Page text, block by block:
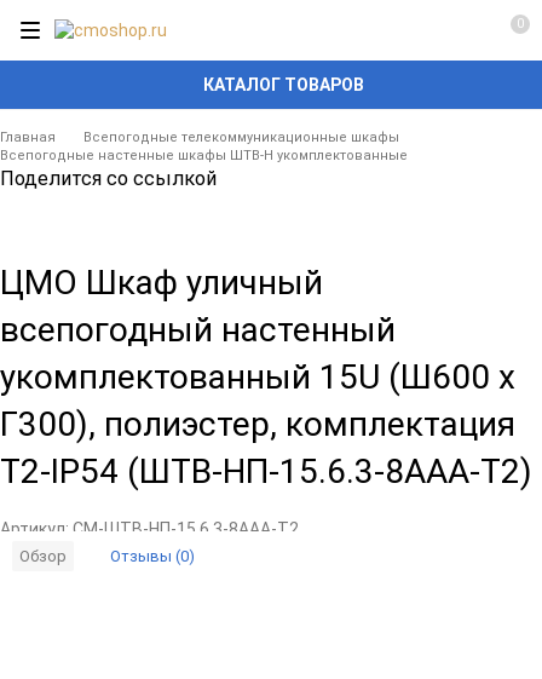
КАТАЛОГ ТОВАРОВ
0
Главная
Всепогодные телекоммуникационные шкафы
Всепогодные настенные шкафы ШТВ-Н укомплектованные
Поделится со ссылкой
ЦМО Шкаф уличный
всепогодный настенный
укомплектованный 15U (Ш600 х
Г300), полиэстер, комплектация
T2-IP54 (ШТВ-НП-15.6.3-8ААА-Т2)
Артикул: CM-ШТВ-НП-15.6.3-8ААА-Т2
Обзор Отзывы (0)